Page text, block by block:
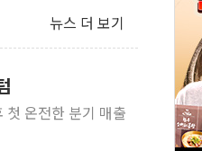
주, 제주 경선 결과 발표...김민석
내 주요 금융일정(8.10~8.14)
출구전략 만지작…공습 한계·탄
·삼척 시간당 최대 50㎜ 폭우…강
하다 참변…60대 환경미화원 수
구 주택가서 흉기 난동…60대 남성
뉴스 더 보기
온전한 분기 매출